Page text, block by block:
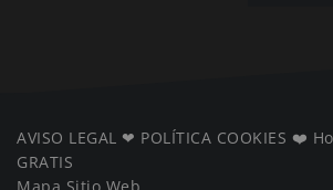
AVISO LEGAL ❤ ️ POLÍTICA COOKIES ❤️
GRATIS